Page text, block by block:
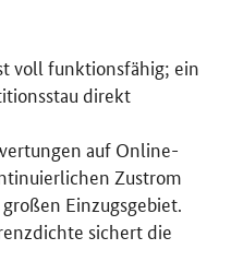
voll funktionsfähig; ein
direkt
auf Online-
Zustrom
Einzugsgebiet.
sichert die